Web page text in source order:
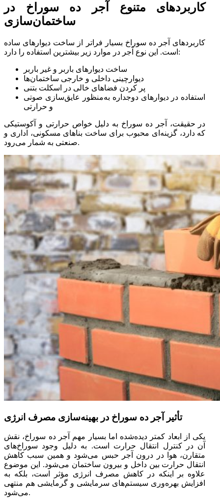
کاربردهای متنوع آجر ده سوراخ در
ساختمان‌سازی
کاربردهای آجر ده سوراخ بسیار فراتر از ساخت دیوارهای ساده
است. این نوع آجر در موارد زیر بیشترین استفاده را دارد:
ساخت دیوارهای باربر و غیر باربر
دیوارچینی داخلی و خارجی ساختمان‌ها
پر کردن فضاهای خالی در اسکلت بتنی
استفاده در دیوارهای دوجداره به‌منظور عایق‌سازی صوتی
و حرارتی
در حقیقت، آجر ده سوراخ به دلیل خواص حرارتی و آکوستیکی
که دارد، گزینه‌ای محبوب برای ساخت بناهای مسکونی، اداری و
صنعتی به شمار می‌رود.
تأثیر آجر ده سوراخ در بهینه‌سازی مصرف انرژی
یکی از ابعاد کمتر دیده‌شده اما بسیار مهم آجر ده سوراخ، نقش
آن در کنترل انتقال حرارت است. به دلیل وجود سوراخ‌های
متقارن، هوا در درون آجر حبس می‌شود و همین سبب کاهش
انتقال حرارت بین داخل و بیرون ساختمان می‌شود. این موضوع
علاوه بر اینکه در کاهش مصرف انرژی مؤثر است، بلکه به
افزایش بهره‌وری سیستم‌های سرمایشی و گرمایشی هم منتهی
می‌شود.